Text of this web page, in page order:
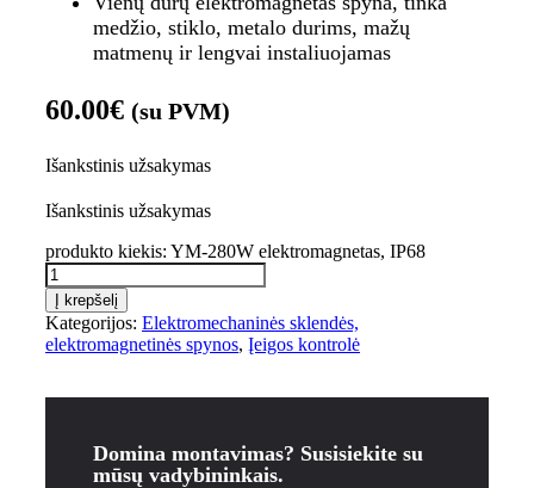
medžio, stiklo, metalo durims, mažų
matmenų ir lengvai instaliuojamas
60.00€ (su PVM)
Išankstinis užsakymas
Išankstinis užsakymas
produkto kiekis: YM-280W elektromagnetas, IP68
Į krepšelį
Kategorijos: Elektromechaninės sklendės,
elektromagnetinės spynos, Įeigos kontrolė
Domina montavimas? Susisiekite su
mūsų vadybininkais.